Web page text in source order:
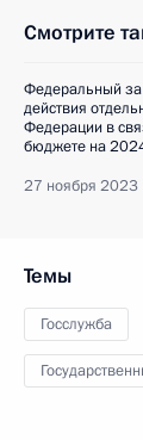
Смотрите
Федеральный
действия
Федерации в
бюджете на
27 ноября 2023
Темы
Госслужба